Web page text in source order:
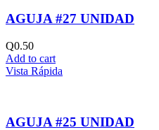
AGUJA #27 UNIDAD
Q0.50
Add to cart
Vista Rápida
AGUJA #25 UNIDAD